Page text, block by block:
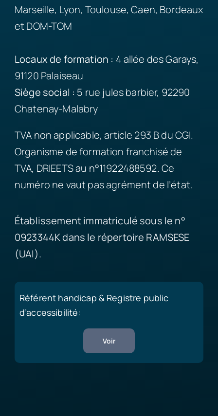
Marseille, Lyon, Toulouse, Caen, Bordeaux
et DOM-TOM
Locaux de formation : 4 allée des Garays,
91120 Palaiseau
Siège social : 5 rue jules barbier, 92290
Chatenay-Malabry
TVA non applicable, article 293 B du CGI.
Organisme de formation franchisé de
TVA, DRIEETS au n°11922488592. Ce
numéro ne vaut pas agrément de l’état.
Établissement immatriculé sous le n°
0923344K dans le répertoire RAMSESE
(UAI).
Référent handicap & Registre public
d’accessibilité:
Voir